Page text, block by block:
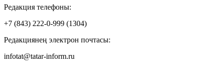
Редакция телефоны:
+7 (843) 222-0-999 (1304)
Редакциянең электрон почтасы:
infotat@tatar-inform.ru